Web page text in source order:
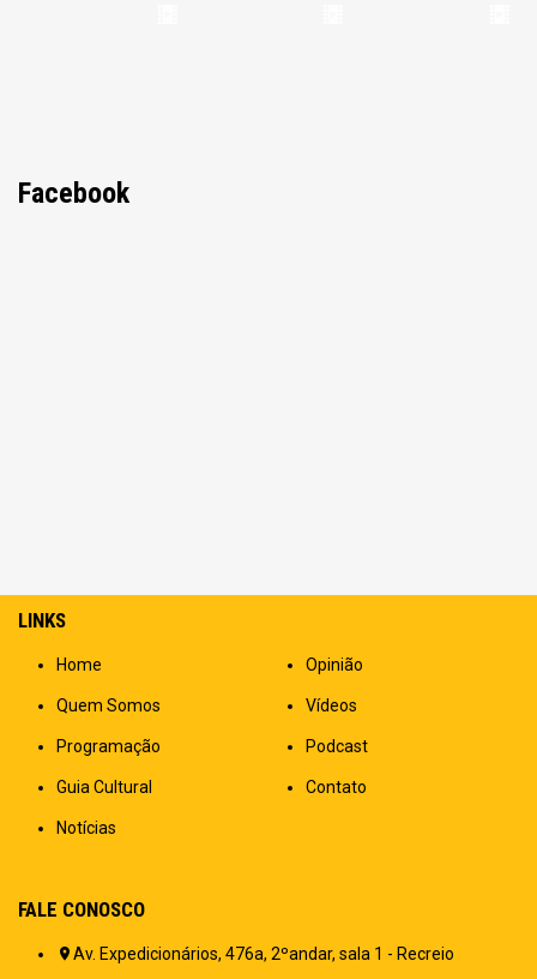
Facebook
LINKS
Home
Quem Somos
Programação
Guia Cultural
Notícias
Opinião
Vídeos
Podcast
Contato
FALE CONOSCO
Av. Expedicionários, 476a, 2ºandar, sala 1 - Recreio